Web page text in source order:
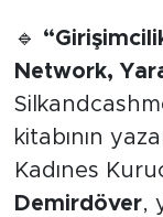
🔹
Network,
kitabının
Kadınes
Demirdöver,